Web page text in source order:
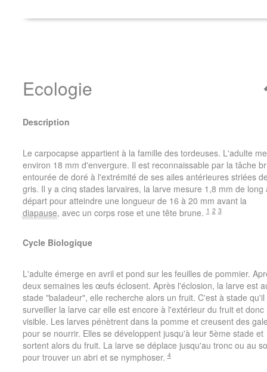
Ecologie
Description
Le carpocapse appartient à la famille des tordeuses. L'adulte
environ 18 mm d'envergure. Il est reconnaissable par la tâche
entourée de doré à l'extrémité de ses ailes antérieures striées
gris. Il y a cinq stades larvaires, la larve mesure 1,8 mm de long
départ pour atteindre une longueur de 16 à 20 mm avant la
diapause, avec un corps rose et une tête brune.1 2 3
Cycle Biologique
L'adulte émerge en avril et pond sur les feuilles de pommier.
deux semaines les œufs éclosent. Après l'éclosion, la larve est
stade "baladeur", elle recherche alors un fruit. C'est à stade qu'il
surveiller la larve car elle est encore à l'extérieur du fruit et donc
visible. Les larves pénètrent dans la pomme et creusent des
pour se nourrir. Elles se développent jusqu'à leur 5ème stade et
sortent alors du fruit. La larve se déplace jusqu'au tronc ou au
pour trouver un abri et se nymphoser.4